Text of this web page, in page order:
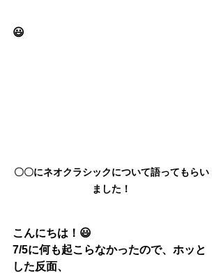
😃
〇〇にネオクラシックについて語ってもらい
ました！
こんにちは！😃
7/5に何も起こらなかったので、ホッと
した反面、